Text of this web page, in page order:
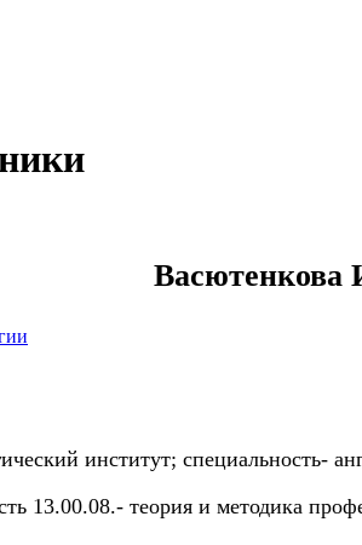
Васютенкова
институт; специальность-
13.00.08.- теория и методика